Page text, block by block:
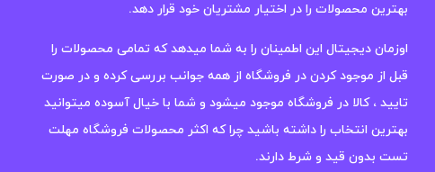
بهترین محصولات را در اختیار مشتریان خود قرار دهد.
اوزمان دیجیتال این اطمینان را به شما میدهد که تمامی محصولات را
قبل از موجود کردن در فروشگاه از همه جوانب بررسی کرده و در صورت
تایید ، کالا در فروشگاه موجود میشود و شما با خیال آسوده میتوانید
بهترین انتخاب را داشته باشید چرا که اکثر محصولات فروشگاه مهلت
تست بدون قید و شرط دارند.